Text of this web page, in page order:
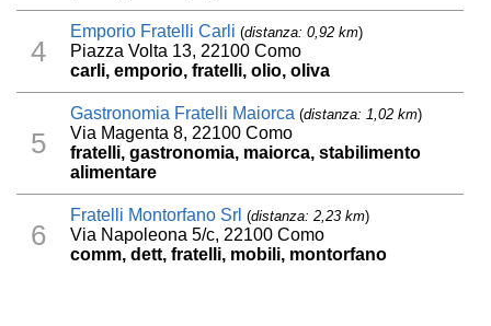
4
Emporio Fratelli Carli (distanza: 0,92 km)
Piazza Volta 13, 22100 Como
carli, emporio, fratelli, olio, oliva
5
Gastronomia Fratelli Maiorca (distanza: 1,02 km)
Via Magenta 8, 22100 Como
fratelli, gastronomia, maiorca, stabilimento
alimentare
6
Fratelli Montorfano Srl (distanza: 2,23 km)
Via Napoleona 5/c, 22100 Como
comm, dett, fratelli, mobili, montorfano